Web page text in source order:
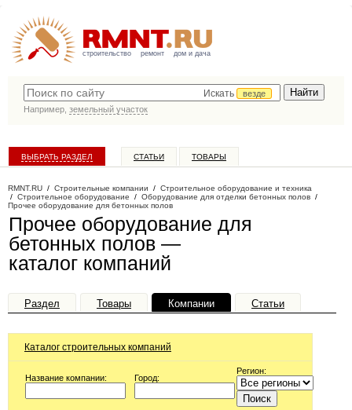
строительство ремонт дом и дача
Искать
везде
Например, земельный участок
ВЫБРАТЬ РАЗДЕЛ СТАТЬИ ТОВАРЫ
RMNT.RU / Строительные компании / Строительное оборудование и техника
/ Строительное оборудование / Оборудование для отделки бетонных полов /
Прочее оборудование для бетонных полов
Прочее оборудование для
бетонных полов —
каталог компаний
Раздел Товары Компании Статьи
Каталог строительных компаний
Название компании: Город:
Регион: